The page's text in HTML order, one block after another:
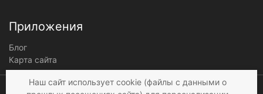
Приложения
Блог
Карта сайта
Мы получаем и
Наш сайт использует cookie (файлы с данными о